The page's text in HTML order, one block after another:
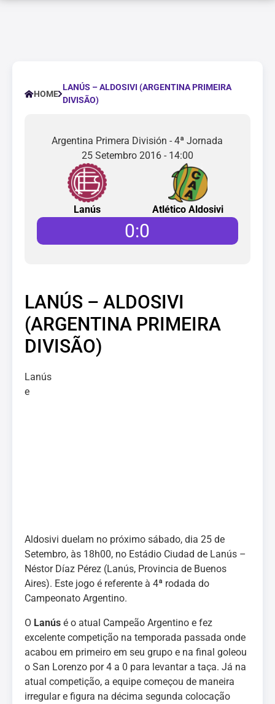
HOME
LANÚS – ALDOSIVI (ARGENTINA PRIMEIRA
DIVISÃO)
Argentina Primera División - 4ª Jornada
25 Setembro 2016 - 14:00
Lanús Atlético Aldosivi
0:0
LANÚS – ALDOSIVI
(ARGENTINA PRIMEIRA
DIVISÃO)
Lanús
e
Aldosivi duelam no próximo sábado, dia 25 de
Setembro, às 18h00, no Estádio Ciudad de Lanús –
Néstor Díaz Pérez (Lanús, Provincia de Buenos
Aires). Este jogo é referente à 4ª rodada do
Campeonato Argentino.
O Lanús é o atual Campeão Argentino e fez
excelente competição na temporada passada onde
acabou em primeiro em seu grupo e na final goleou
o San Lorenzo por 4 a 0 para levantar a taça. Já na
atual competição, a equipe começou de maneira
irregular e figura na décima segunda colocação